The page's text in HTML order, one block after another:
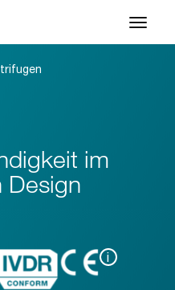
im
Design
i